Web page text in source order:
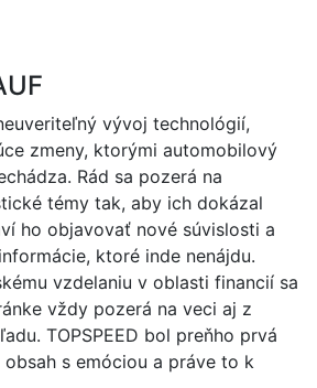
vývoj technológií,
zmeny, ktorými automobilový
Rád sa pozerá na
témy tak, aby ich dokázal
ho objavovať nové súvislosti a
ktoré inde nenájdu.
vzdelaniu v oblasti financií sa
vždy pozerá na veci aj z
TOPSPEED bol preňho prvá
s emóciou a práve to k